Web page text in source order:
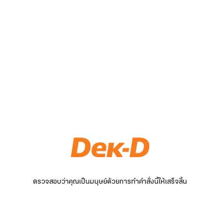
ตรวจสอบว่าคุณเป็นมนุษย์ด้วยการทำคำสั่งนี้ให้เสร็จสิ้น